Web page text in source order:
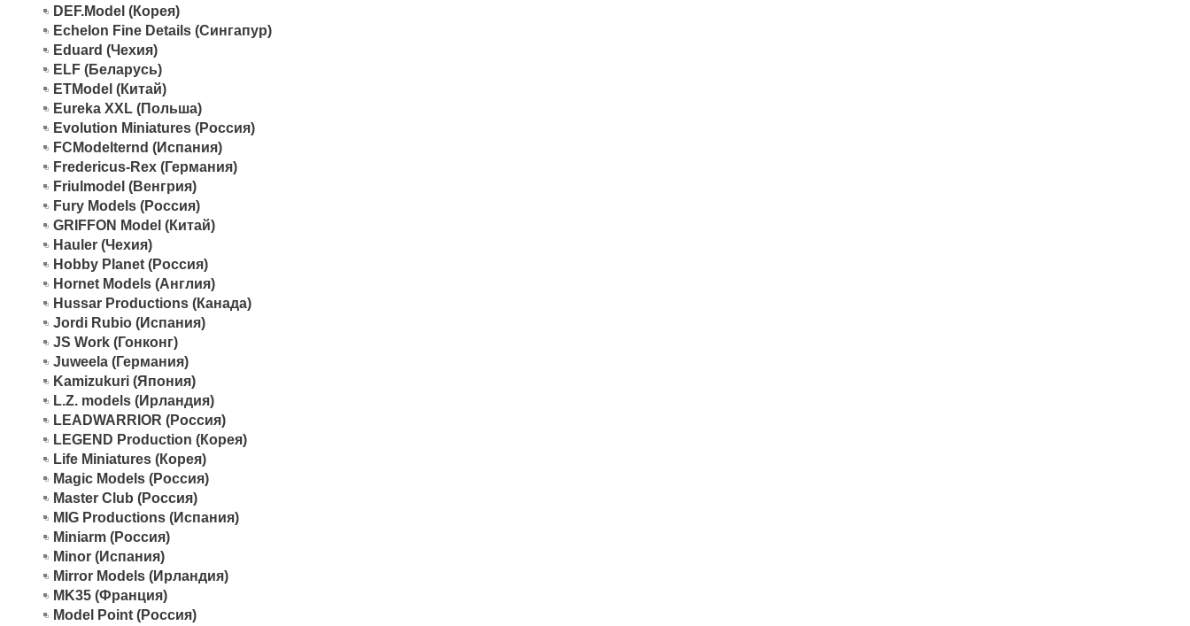
DEF.Model (Корея)
Echelon Fine Details (Сингапур)
Eduard (Чехия)
ELF (Беларусь)
ETModel (Китай)
Eureka XXL (Польша)
Evolution Miniatures (Россия)
FCModelternd (Испания)
Fredericus-Rex (Германия)
Friulmodel (Венгрия)
Fury Models (Россия)
GRIFFON Model (Китай)
Hauler (Чехия)
Hobby Planet (Россия)
Hornet Models (Англия)
Hussar Productions (Канада)
Jordi Rubio (Испания)
JS Work (Гонконг)
Juweela (Германия)
Kamizukuri (Япония)
L.Z. models (Ирландия)
LEADWARRIOR (Россия)
LEGEND Production (Корея)
Life Miniatures (Корея)
Magic Models (Россия)
Master Club (Россия)
MIG Productions (Испания)
Miniarm (Россия)
Minor (Испания)
Mirror Models (Ирландия)
MK35 (Франция)
Model Point (Россия)